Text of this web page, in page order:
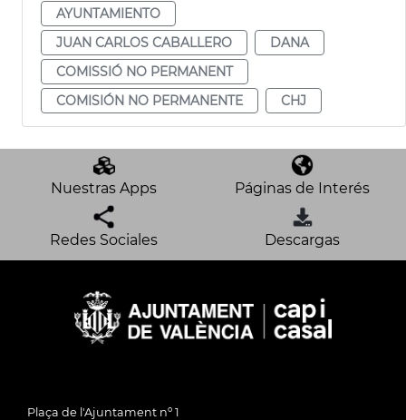
AYUNTAMIENTO
JUAN CARLOS CABALLERO
DANA
COMISSIÓ NO PERMANENT
COMISIÓN NO PERMANENTE
CHJ
Nuestras Apps Páginas de Interés
Redes Sociales Descargas
Plaça de l'Ajuntament nº 1